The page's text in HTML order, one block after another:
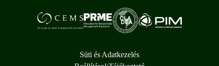
Süti és Adatkezelés